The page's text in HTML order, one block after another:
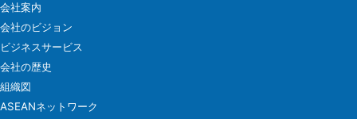
会社案内
会社のビジョン
ビジネスサービス
会社の歴史
組織図
ASEANネットワーク